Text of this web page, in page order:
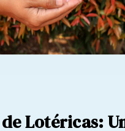
Lotéricas: